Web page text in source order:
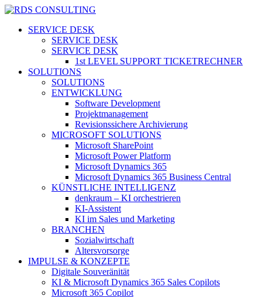
Skip
main
search
Menu
SERVICE DESK
SERVICE DESK
SERVICE DESK
1st LEVEL SUPPORT TICKETRECHNER
SOLUTIONS
SOLUTIONS
ENTWICKLUNG
Software Development
Projektmanagement
Revisionssichere Archivierung
MICROSOFT SOLUTIONS
Microsoft SharePoint
Microsoft Power Platform
Microsoft Dynamics 365
Microsoft Dynamics 365 Business Central
KÜNSTLICHE INTELLIGENZ
denkraum – KI orchestrieren
KI-Assistent
KI im Sales und Marketing
BRANCHEN
Sozialwirtschaft
Altersvorsorge
IMPULSE & KONZEPTE
Digitale Souveränität
KI & Microsoft Dynamics 365 Sales Copilots
Microsoft 365 Copilot